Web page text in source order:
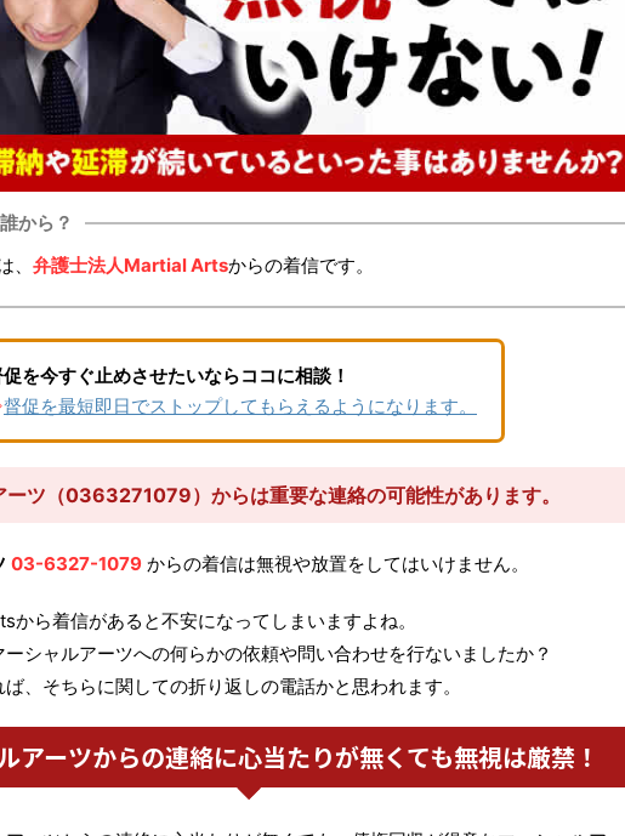
から？
、 弁護士法人Martial Artsからの着信です。
を今すぐ止めさせたいならココに相談！
督促を最短即日でストップしてもらえるようになります。
ーツ（0363271079）からは重要な連絡の可能性があります。
03-6327-1079 からの着信は無視や放置をしてはいけません。
から着信があると不安になってしまいますよね。
ーシャルアーツへの何らかの依頼や問い合わせを行ないましたか？
、そちらに関しての折り返しの電話かと思われます。
アーツからの連絡に心当たりが無くても無視は厳禁！